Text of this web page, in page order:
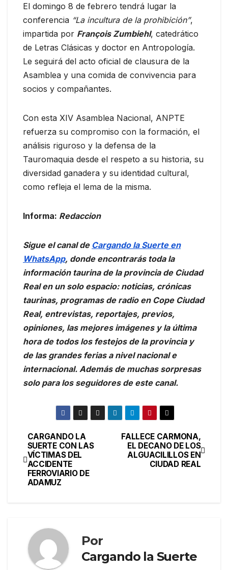
El domingo 8 de febrero tendrá lugar la
conferencia “La incultura de la prohibición”,
impartida por François Zumbiehl, catedrático
de Letras Clásicas y doctor en Antropología.
Le seguirá del acto oficial de clausura de la
Asamblea y una comida de convivencia para
socios y compañantes.
Con esta XIV Asamblea Nacional, ANPTE
refuerza su compromiso con la formación, el
análisis riguroso y la defensa de la
Tauromaquia desde el respeto a su historia, su
diversidad ganadera y su identidad cultural,
como refleja el lema de la misma.
Informa: Redaccion
Sigue el canal de Cargando la Suerte en
WhatsApp, donde encontrarás toda la
información taurina de la provincia de Ciudad
Real en un solo espacio: noticias, crónicas
taurinas, programas de radio en Cope Ciudad
Real, entrevistas, reportajes, previos,
opiniones, las mejores imágenes y la última
hora de todos los festejos de la provincia y
de las grandes ferias a nivel nacional e
internacional. Además de muchas sorpresas
solo para los seguidores de este canal.
FALLECE CARMONA,
EL DECANO DE LOS
ALGUACILILLOS EN
CIUDAD REAL
CARGANDO LA
SUERTE CON LAS
VÍCTIMAS DEL
ACCIDENTE
FERROVIARIO DE
ADAMUZ
Por
Cargando la Suerte